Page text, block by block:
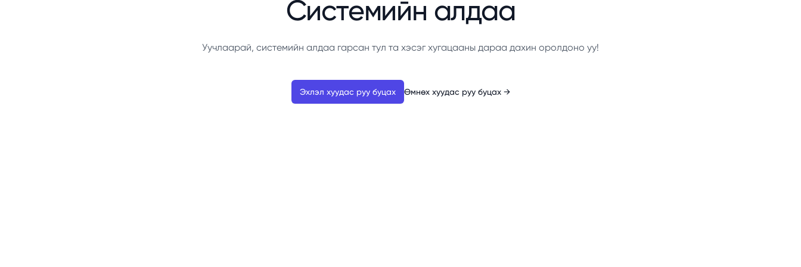
Системийн алдаа
Уучлаарай, системийн алдаа гарсан тул та хэсэг хугацааны дараа дахин оролдоно уу!
Эхлэл хуудас руу буцах Өмнөх хуудас руу буцах →